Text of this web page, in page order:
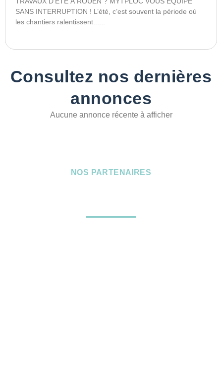
SANS INTERRUPTION ! L’été, c’est souvent la période où
les chantiers ralentissent......
Consultez nos dernières
annonces
Aucune annonce récente à afficher
NOS PARTENAIRES